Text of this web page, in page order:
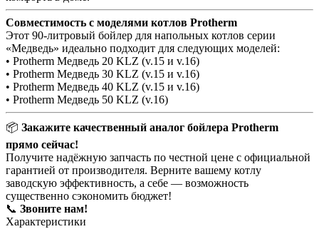
Совместимость с моделями котлов Protherm
Этот 90-литровый бойлер для напольных котлов серии
«Медведь» идеально подходит для следующих моделей:
• Protherm Медведь 20 KLZ (v.15 и v.16)
• Protherm Медведь 30 KLZ (v.15 и v.16)
• Protherm Медведь 40 KLZ (v.15 и v.16)
• Protherm Медведь 50 KLZ (v.16)
📦 Закажите качественный аналог бойлера Protherm
прямо сейчас!
Получите надёжную запчасть по честной цене с официальной
гарантией от производителя. Верните вашему котлу
заводскую эффективность, а себе — возможность
существенно сэкономить бюджет!
📞 Звоните нам!
Характеристики